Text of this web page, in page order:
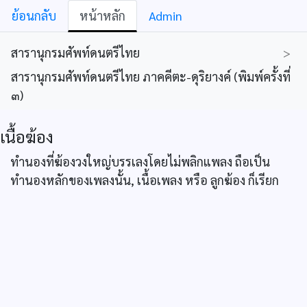
ย้อนกลับ หน้าหลัก Admin
สารานุกรมศัพท์ดนตรีไทย
>
สารานุกรมศัพท์ดนตรีไทย ภาคคีตะ-ดุริยางค์ (พิมพ์ครั้งที่
๓)
เนื้อฆ้อง
ทำนองที่ฆ้องวงใหญ่บรรเลงโดยไม่พลิกแพลง ถือเป็น
ทำนองหลักของเพลงนั้น, เนื้อเพลง หรือ ลูกฆ้อง ก็เรียก